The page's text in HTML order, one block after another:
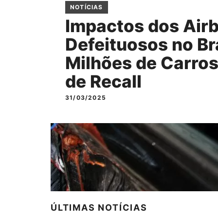
NOTÍCIAS
Impactos dos
Defeituosos no
Milhões de
de Recall
31/03/2025
ÚLTIMAS NOTÍCIAS